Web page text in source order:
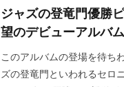
ジャズの登竜門優勝
望のデビューアルバム
このアルバムの登場を待ち
ズの登竜門といわれるセロ